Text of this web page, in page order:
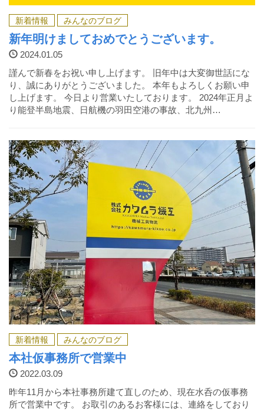
新着情報 みんなのブログ
新年明けましておめでとうございます。
2024.01.05
謹んで新春をお祝い申し上げます。 旧年中は大変御世話にな
り、誠にありがとうございました。 本年もよろしくお願い申
し上げます。 今日より営業いたしております。 2024年正月よ
り能登半島地震、日航機の羽田空港の事故、北九州…
新着情報 みんなのブログ
本社仮事務所で営業中
2022.03.09
昨年11月から本社事務所建て直しのため、現在水呑の仮事務
所で営業中です。 お取引のあるお客様には、連絡をしており